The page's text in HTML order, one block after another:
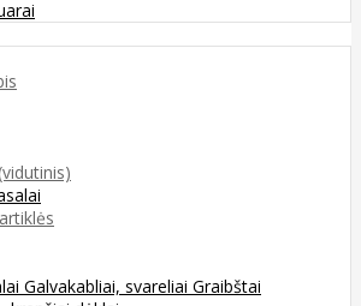
Galvakabliai, svareliai Graibštai